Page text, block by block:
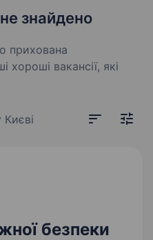
знайдено
прихована
вакансії, які
безпеки